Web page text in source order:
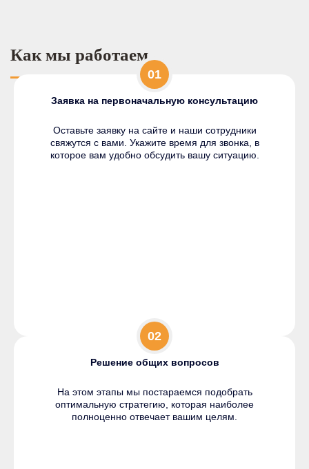
Как мы работаем
01
Заявка на первоначальную консультацию
Оставьте заявку на сайте и наши сотрудники
свяжутся с вами. Укажите время для звонка, в
которое вам удобно обсудить вашу ситуацию.
02
Решение общих вопросов
На этом этапы мы постараемся подобрать
оптимальную стратегию, которая наиболее
полноценно отвечает вашим целям.